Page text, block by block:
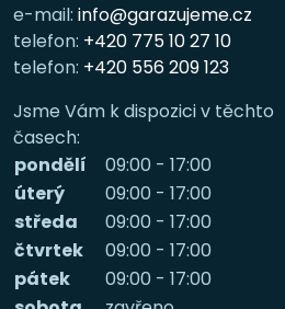
e-mail: info@garazujeme.cz
telefon: +420 775 10 27 10
telefon: +420 556 209 123
Jsme Vám k dispozici v těchto
časech:
pondělí
09:00 - 17:00
úterý
09:00 - 17:00
středa
09:00 - 17:00
čtvrtek
09:00 - 17:00
pátek
09:00 - 17:00